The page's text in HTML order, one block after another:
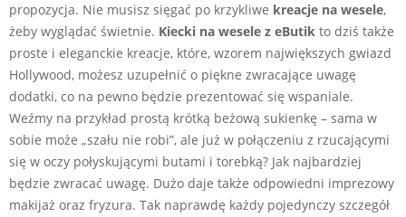
propozycja. Nie musisz sięgać po krzykliwe kreacje na wesele,
żeby wyglądać świetnie. Kiecki na wesele z eButik to dziś także
proste i eleganckie kreacje, które, wzorem największych gwiazd
Hollywood, możesz uzupełnić o piękne zwracające uwagę
dodatki, co na pewno będzie prezentować się wspaniale.
Weźmy na przykład prostą krótką beżową sukienkę – sama w
sobie może „szału nie robi”, ale już w połączeniu z rzucającymi
się w oczy połyskującymi butami i torebką? Jak najbardziej
będzie zwracać uwagę. Dużo daje także odpowiedni imprezowy
makijaż oraz fryzura. Tak naprawdę każdy pojedynczy szczegół